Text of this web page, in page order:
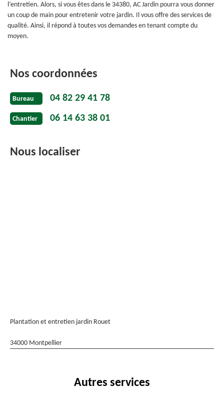
l’entretien. Alors, si vous êtes dans le 34380, AC Jardin pourra vous donner
un coup de main pour entretenir votre jardin. Il vous offre des services de
qualité. Ainsi, il répond à toutes vos demandes en tenant compte du
moyen.
Nos coordonnées
Bureau 04 82 29 41 78
Chantier 06 14 63 38 01
Nous localiser
Plantation et entretien jardin Rouet
34000 Montpellier
Autres services